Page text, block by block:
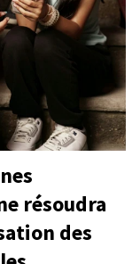
résoudra
des